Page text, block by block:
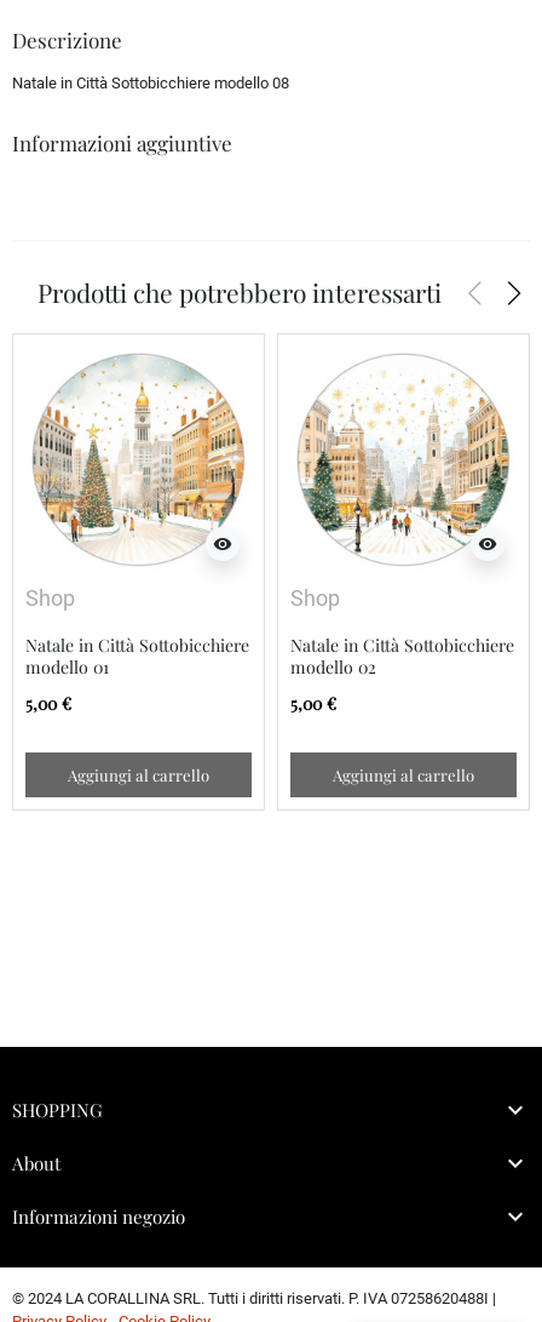
Descrizione
Natale in Città Sottobicchiere modello 08
Informazioni aggiuntive
Prodotti che potrebbero interessarti arrow_back_ios arrow_forward_ios
visibility
Shop
Natale in Città Sottobicchiere
modello 01
5,00 €
Aggiungi al carrello
visibility
Shop
Natale in Città Sottobicchiere
modello 02
5,00 €
Aggiungi al carrello
SHOPPING 
About 
Informazioni negozio 
© 2024 LA CORALLINA SRL. Tutti i diritti riservati. P. IVA 07258620488I |